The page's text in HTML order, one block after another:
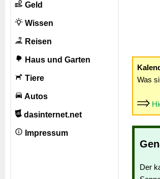
Geld
Wissen
Reisen
Haus und Garten
Tiere
Autos
dasinternet.net
Impressum
Was
Der